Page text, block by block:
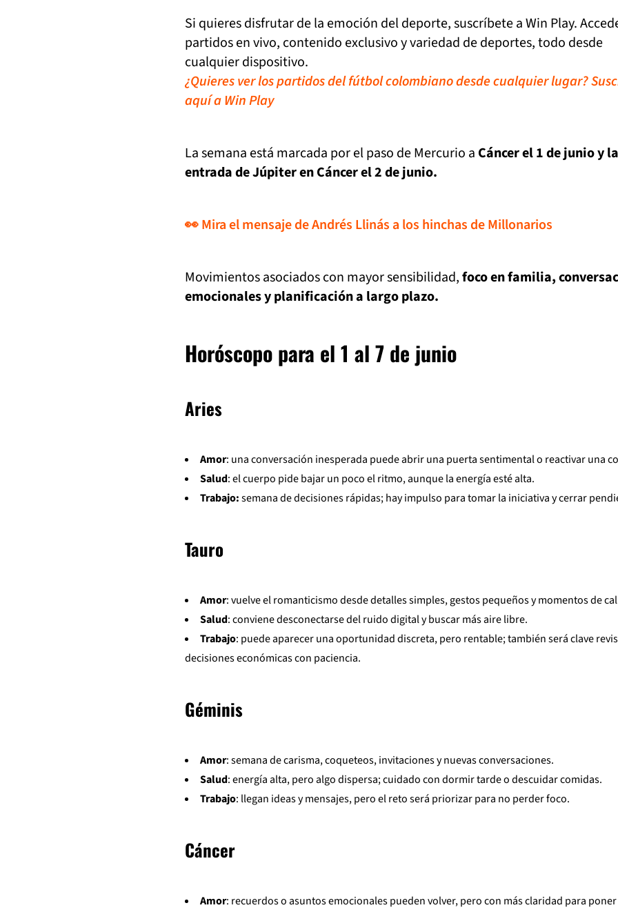
Si quieres disfrutar de la emoción del deporte, suscríbete a Win Play.
partidos en vivo, contenido exclusivo y variedad de deportes, todo desde
cualquier dispositivo.
¿Quieres ver los partidos del fútbol colombiano desde cualquier lugar?
aquí a Win Play
La semana está marcada por el paso de Mercurio a Cáncer el 1 de junio y la
entrada de Júpiter en Cáncer el 2 de junio.
👀 Mira el mensaje de Andrés Llinás a los hinchas de Millonarios
Movimientos asociados con mayor sensibilidad,foco en familia,
emocionales y planificación a largo plazo.
Horóscopo para el 1 al 7 de junio
Aries
Amor: una conversación inesperada puede abrir una puerta sentimental o reactivar una
Salud: el cuerpo pide bajar un poco el ritmo, aunque la energía esté alta.
Trabajo:semana de decisiones rápidas; hay impulso para tomar la iniciativa y cerrar
Tauro
Amor: vuelve el romanticismo desde detalles simples, gestos pequeños y momentos de
Salud: conviene desconectarse del ruido digital y buscar más aire libre.
Trabajo: puede aparecer una oportunidad discreta, pero rentable; también será clave
decisiones económicas con paciencia.
Géminis
Amor: semana de carisma, coqueteos, invitaciones y nuevas conversaciones.
Salud: energía alta, pero algo dispersa; cuidado con dormir tarde o descuidar comidas.
Trabajo: llegan ideas y mensajes, pero el reto será priorizar para no perder foco.
Cáncer
Amor: recuerdos o asuntos emocionales pueden volver, pero con más claridad para